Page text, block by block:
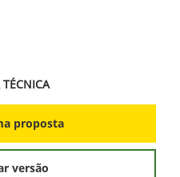
TÉCNICA
proposta
versão